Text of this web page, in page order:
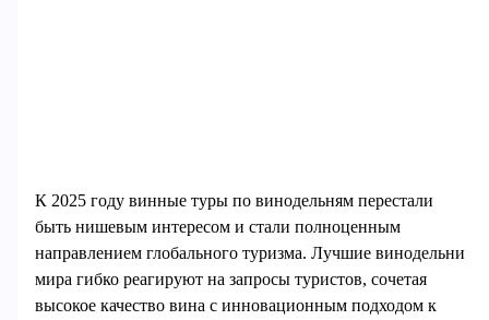
К 2025 году винные туры по винодельням перестали
быть нишевым интересом и стали полноценным
направлением глобального туризма. Лучшие винодельни
мира гибко реагируют на запросы туристов, сочетая
высокое качество вина с инновационным подходом к